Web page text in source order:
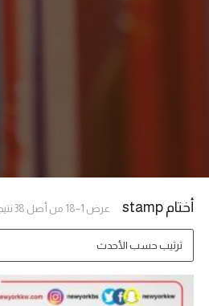
أختام stamp عرض 1–18 من أصل 38 نتيجة